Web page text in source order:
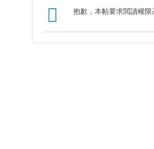
抱歉，本帖要求閲讀權